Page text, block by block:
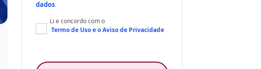
dados
Li e concordo com o
Termo de Usoe oAviso de Privacidade